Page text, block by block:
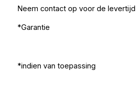
Neem contact op voor de levertijd
*Garantie
*indien van toepassing